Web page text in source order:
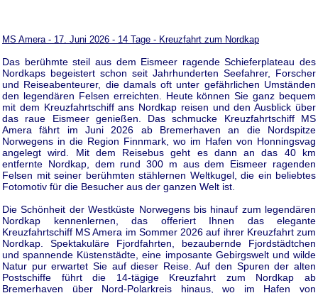
MS Amera - 17. Juni 2026 - 14 Tage - Kreuzfahrt zum Nordkap
Das berühmte steil aus dem Eismeer ragende Schieferplateau des
Nordkaps begeistert schon seit Jahrhunderten Seefahrer, Forscher
und Reiseabenteurer, die damals oft unter gefährlichen Umständen
den legendären Felsen erreichten. Heute können Sie ganz bequem
mit dem Kreuzfahrtschiff ans Nordkap reisen und den Ausblick über
das raue Eismeer genießen. Das schmucke Kreuzfahrtschiff MS
Amera fährt im Juni 2026 ab Bremerhaven an die Nordspitze
Norwegens in die Region Finnmark, wo im Hafen von Honningsvag
angelegt wird. Mit dem Reisebus geht es dann an das 40 km
entfernte Nordkap, dem rund 300 m aus dem Eismeer ragenden
Felsen mit seiner berühmten stählernen Weltkugel, die ein beliebtes
Fotomotiv für die Besucher aus der ganzen Welt ist.
Die Schönheit der Westküste Norwegens bis hinauf zum legendären
Nordkap kennenlernen, das offeriert Ihnen das elegante
Kreuzfahrtschiff MS Amera im Sommer 2026 auf ihrer Kreuzfahrt zum
Nordkap. Spektakuläre Fjordfahrten, bezaubernde Fjordstädtchen
und spannende Küstenstädte, eine imposante Gebirgswelt und wilde
Natur pur erwartet Sie auf dieser Reise. Auf den Spuren der alten
Postschiffe führt die 14-tägige Kreuzfahrt zum Nordkap ab
Bremerhaven über Nord-Polarkreis hinaus, wo im Hafen von